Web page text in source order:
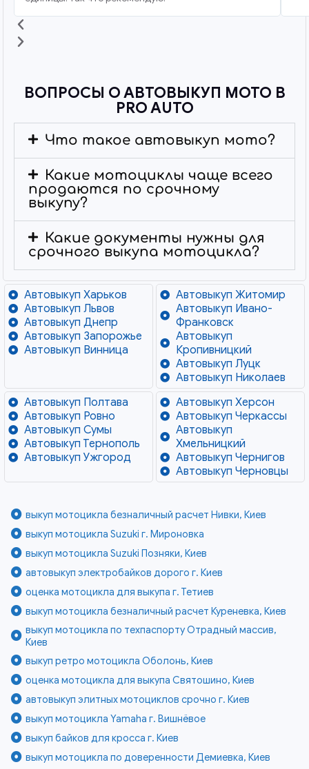
ВОПРОСЫ О АВТОВЫКУП МОТО В
PRO AUTO
Что такое автовыкуп мото?
Какие мотоциклы чаще всего
продаются по срочному
выкупу?
Какие документы нужны для
срочного выкупа мотоцикла?
Автовыкуп Харьков
Автовыкуп Львов
Автовыкуп Днепр
Автовыкуп Запорожье
Автовыкуп Винница
Автовыкуп Житомир
Автовыкуп Ивано-
Франковск
Автовыкуп
Кропивницкий
Автовыкуп Луцк
Автовыкуп Николаев
Автовыкуп Полтава
Автовыкуп Ровно
Автовыкуп Сумы
Автовыкуп Тернополь
Автовыкуп Ужгород
Автовыкуп Херсон
Автовыкуп Черкассы
Автовыкуп
Хмельницкий
Автовыкуп Чернигов
Автовыкуп Черновцы
выкуп мотоцикла безналичный расчет Нивки, Киев
выкуп мотоцикла Suzuki г. Мироновка
выкуп мотоцикла Suzuki Позняки, Киев
автовыкуп электробайков дорого г. Киев
оценка мотоцикла для выкупа г. Тетиев
выкуп мотоцикла безналичный расчет Куреневка, Киев
выкуп мотоцикла по техпаспорту Отрадный массив,
Киев
выкуп ретро мотоцикла Оболонь, Киев
оценка мотоцикла для выкупа Святошино, Киев
автовыкуп элитных мотоциклов срочно г. Киев
выкуп мотоцикла Yamaha г. Вишнёвое
выкуп байков для кросса г. Киев
выкуп мотоцикла по доверенности Демиевка, Киев